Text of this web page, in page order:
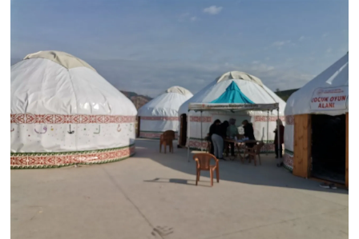
BİLİMNET
Yemek
SİVİL TOPLUM